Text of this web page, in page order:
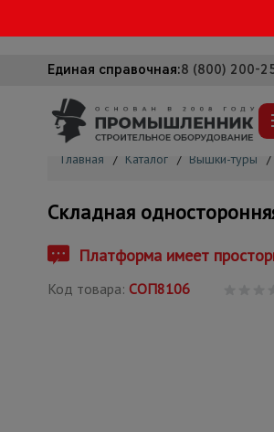
Единая справочная:8 (800) 200-
Вышки-туры
Подмости
Сетка, тенты,
Фанера
Главная / Каталог / Вышки-туры /
Складная
Платформа имеет
Код товара: СОП8106